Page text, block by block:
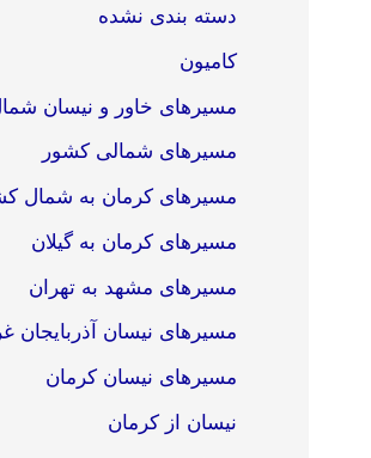
دسته بندی نشده
کامیون
مسیرهای خاور و نیسان
مسیرهای شمالی کشور
مسیرهای کرمان به شمال
مسیرهای کرمان به گیلان
مسیرهای مشهد به تهران
مسیرهای نیسان آذربایجان
مسیرهای نیسان کرمان
نیسان از کرمان